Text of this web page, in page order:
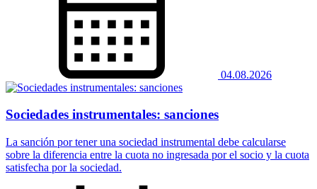
04.08.2026
Sociedades instrumentales: sanciones
La sanción por tener una sociedad instrumental debe calcularse
sobre la diferencia entre la cuota no ingresada por el socio y la cuota
satisfecha por la sociedad.